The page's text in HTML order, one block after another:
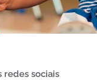
redes sociais